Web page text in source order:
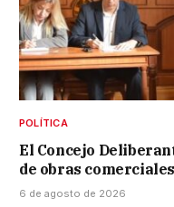
POLÍTICA
El Concejo
de obras comerciales
6 de agosto de 2026